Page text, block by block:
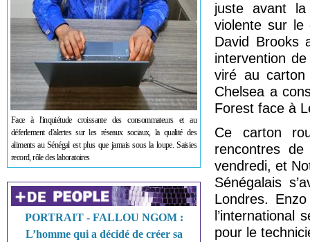
Face à l'inquiétude croissante des consommateurs et au
déferlement d'alertes sur les réseaux sociaux, la qualité des
aliments au Sénégal est plus que jamais sous la loupe. Saisies
record, rôle des laboratoires
PORTRAIT - FALLOU NGOM :
L’homme qui a décidé de créer sa
juste avant
violente sur le
David Brooks
intervention
viré au
Chelsea a
Forest face à
Ce carton
rencontres
vendredi, et
Sénégalais
Londres.
l’international
pour le